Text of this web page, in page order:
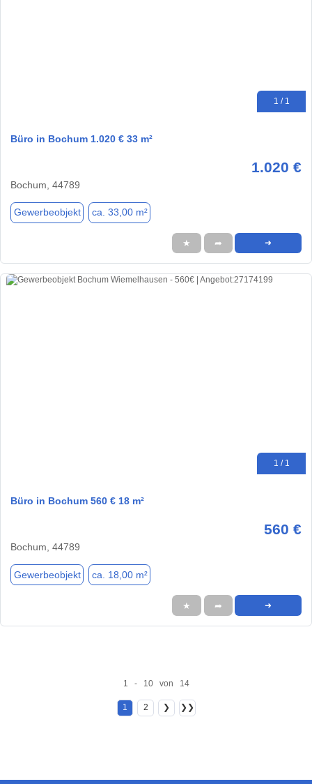
1 / 1
Büro in Bochum 1.020 € 33 m²
1.020 €
Bochum, 44789
Gewerbeobjekt ca. 33,00 m²
★ ➦ ➜
1 / 1
Büro in Bochum 560 € 18 m²
560 €
Bochum, 44789
Gewerbeobjekt ca. 18,00 m²
★ ➦ ➜
1 - 10 von 14
1 2 ❯ ❯❯